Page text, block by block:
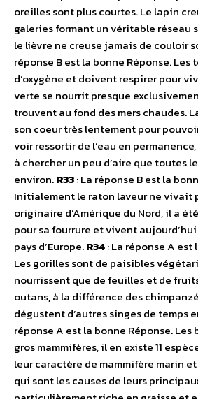
oreilles sont plus courtes. Le lapin
galeries formant un véritable réseau
le lièvre ne creuse jamais de couloir
réponse B est la bonne Réponse.
d’oxygène et doivent respirer pour
verte se nourrit presque
trouvent au fond des mers chaudes.
son coeur très lentement pour
voir ressortir de l’eau en
à chercher un peu d’aire que toutes
environ.R33: La réponse B est la
Initialement le raton laveur ne vivait
originaire d’Amérique du Nord, il a
pour sa fourrure et vivent
pays d’Europe.R34: La réponse A est
Les gorilles sont de paisibles
nourrissent que de feuilles et de
outans, à la différence des
dégustent d’autres singes de temps
réponse A est la bonne Réponse.
gros mammifères, il en existe 11
leur caractère de mammifère marin
qui sont les causes de leurs